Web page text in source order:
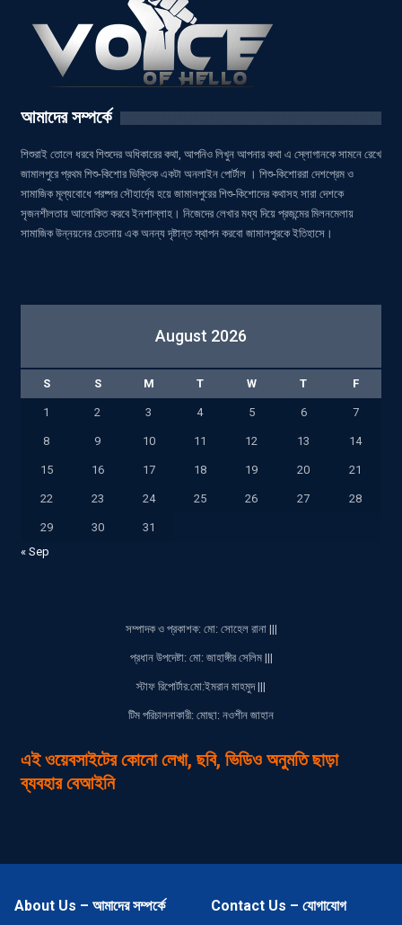
আমাদের সম্পর্কে
শিশুরাই তোলে ধরবে শিশুদের অধিকারের কথা, আপনিও লিখুন আপনার কথা এ স্লোগানকে সামনে রেখে
জামালপুরে প্রথম শিশু-কিশোর ভিক্তিক একটা অনলাইন পোর্টাল । শিশু-কিশোররা দেশপ্রেম ও
সামাজিক মূল্যবোধে পরষ্পর সৌহার্দ্যে হয়ে জামালপুরের শিশু-কিশোদের কথাসহ সারা দেশকে
সৃজনশীলতায় আলোকিত করবে ইনশাল্লাহ। নিজেদের লেখার মধ্য দিয়ে প্রজন্মের মিলনমেলায়
সামাজিক উন্নয়নের চেতনায় এক অনন্য দৃষ্টান্ত স্থাপন করবো জামালপুরকে ইতিহাসে।
August 2026
S S M T W T F
1 2 3 4 5 6 7
8 9 10 11 12 13 14
15 16 17 18 19 20 21
22 23 24 25 26 27 28
29 30
31
« Sep
সম্পাদক ও প্রকাশক: মো: সোহেল রানা |||
প্রধান উপদেষ্টা: মো: জাহাঙ্গীর সেলিম |||
স্টাফ রিপোর্টার:মো:ইমরান মাহমুদ |||
টিম পরিচালনাকারী: মোছা: নওশীন জাহান
এই ওয়েবসাইটের কোনো লেখা, ছবি, ভিডিও অনুমতি ছাড়া
ব্যবহার বেআইনি
About Us – আমাদের সম্পর্কে Contact Us – যোগাযোগ